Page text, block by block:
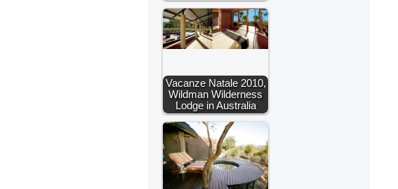
Vacanze Natale 2010,
Wildman Wilderness
Lodge in Australia